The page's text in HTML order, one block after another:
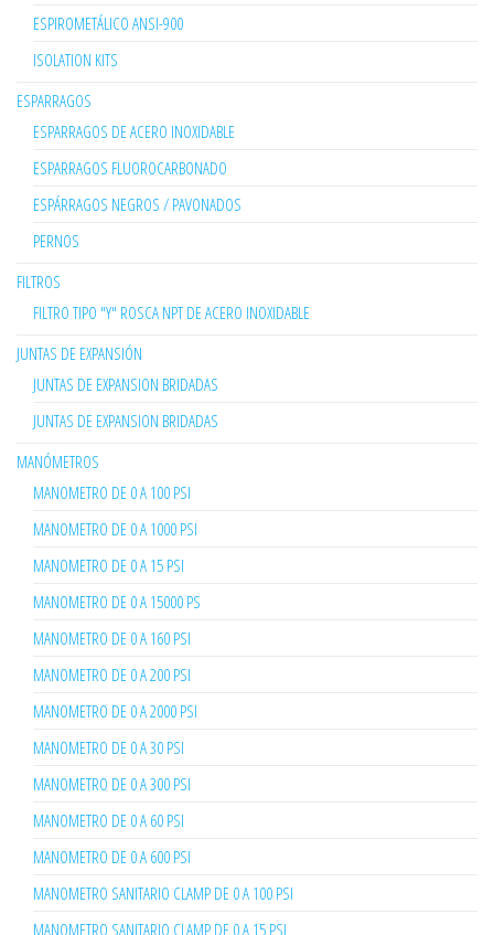
ESPIROMETÁLICO ANSI-900
ISOLATION KITS
ESPARRAGOS
ESPARRAGOS DE ACERO INOXIDABLE
ESPARRAGOS FLUOROCARBONADO
ESPÁRRAGOS NEGROS / PAVONADOS
PERNOS
FILTROS
FILTRO TIPO "Y" ROSCA NPT DE ACERO INOXIDABLE
JUNTAS DE EXPANSIÓN
JUNTAS DE EXPANSION BRIDADAS
JUNTAS DE EXPANSION BRIDADAS
MANÓMETROS
MANOMETRO DE 0 A 100 PSI
MANOMETRO DE 0 A 1000 PSI
MANOMETRO DE 0 A 15 PSI
MANOMETRO DE 0 A 15000 PS
MANOMETRO DE 0 A 160 PSI
MANOMETRO DE 0 A 200 PSI
MANOMETRO DE 0 A 2000 PSI
MANOMETRO DE 0 A 30 PSI
MANOMETRO DE 0 A 300 PSI
MANOMETRO DE 0 A 60 PSI
MANOMETRO DE 0 A 600 PSI
MANOMETRO SANITARIO CLAMP DE 0 A 100 PSI
MANOMETRO SANITARIO CLAMP DE 0 A 15 PSI